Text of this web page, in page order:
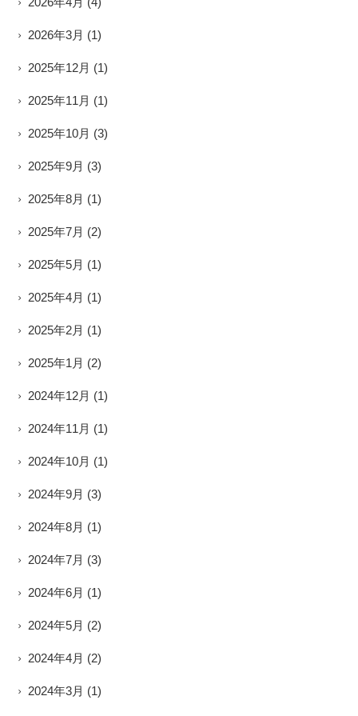
2026年3月 (1)
2025年12月 (1)
2025年11月 (1)
2025年10月 (3)
2025年9月 (3)
2025年8月 (1)
2025年7月 (2)
2025年5月 (1)
2025年4月 (1)
2025年2月 (1)
2025年1月 (2)
2024年12月 (1)
2024年11月 (1)
2024年10月 (1)
2024年9月 (3)
2024年8月 (1)
2024年7月 (3)
2024年6月 (1)
2024年5月 (2)
2024年4月 (2)
2024年3月 (1)